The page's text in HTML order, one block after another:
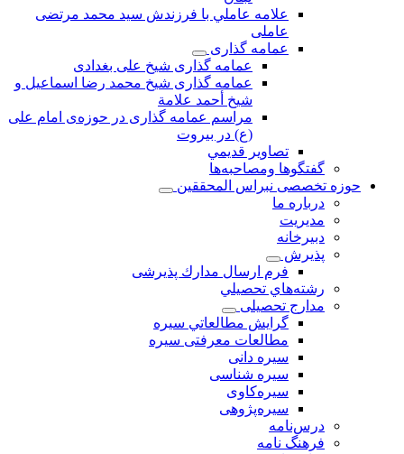
علامه عاملي با فرزندش سید محمد مرتضی
عاملی
عمامه گذاری
عمامه گذاری شیخ علی بغدادی
عمامه گذاری شيخ محمد رضا اسماعيل و
شيخ أحمد علامة
مراسم عمامه گذاری در حوزه‌ی امام علی
(ع) در بیروت
تصاویر قديمي
گفتگوها ومصاحبه‌ها
حوزه تخصصی نبراس المحققین
درباره ما
مديريت
دبيرخانه
پذيرش
فرم ارسال مدارك پذيرشى
رشته‌هاي تحصيلي
مدارج تحصیلی
گرايش مطالعاتي سیره
مطالعات معرفتی سیره
سیره دانی
سیره شناسی
سیره‌کاوی
سیره‌پژوهی
درس‌نامه
فرهنگ نامه